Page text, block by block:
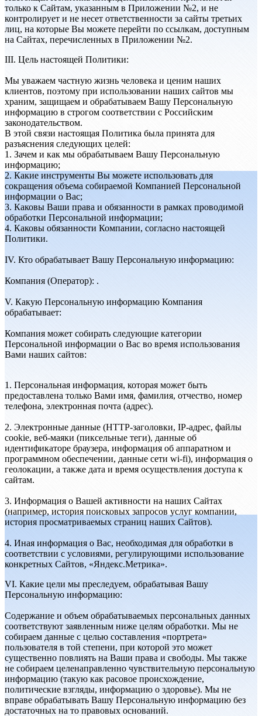
только к Сайтам, указанным в Приложении №2, и не
контролирует и не несет ответственности за сайты третьих
лиц, на которые Вы можете перейти по ссылкам, доступным
на Сайтах, перечисленных в Приложении №2.
III. Цель настоящей Политики:
Мы уважаем частную жизнь человека и ценим наших
клиентов, поэтому при использовании наших сайтов мы
храним, защищаем и обрабатываем Вашу Персональную
информацию в строгом соответствии с Российским
законодательством.
В этой связи настоящая Политика была принята для
разъяснения следующих целей:
1. Зачем и как мы обрабатываем Вашу Персональную
информацию;
2. Какие инструменты Вы можете использовать для
сокращения объема собираемой Компанией Персональной
информации о Вас;
3. Каковы Ваши права и обязанности в рамках проводимой
обработки Персональной информации;
4. Каковы обязанности Компании, согласно настоящей
Политики.
IV. Кто обрабатывает Вашу Персональную информацию:
Компания (Оператор): .
V. Какую Персональную информацию Компания
обрабатывает:
Компания может собирать следующие категории
Персональной информации о Вас во время использования
Вами наших сайтов:
1. Персональная информация, которая может быть
предоставлена только Вами имя, фамилия, отчество, номер
телефона, электронная почта (адрес).
2. Электронные данные (HTTP-заголовки, IP-адрес, файлы
cookie, веб-маяки (пиксельные теги), данные об
идентификаторе браузера, информация об аппаратном и
программном обеспечении, данные сети wi-fi), информация о
геолокации, а также дата и время осуществления доступа к
сайтам.
3. Информация о Вашей активности на наших Сайтах
(например, история поисковых запросов услуг компании,
история просматриваемых страниц наших Сайтов).
4. Иная информация о Вас, необходимая для обработки в
соответствии с условиями, регулирующими использование
конкретных Сайтов, «Яндекс.Метрика».
VI. Какие цели мы преследуем, обрабатывая Вашу
Персональную информацию:
Содержание и объем обрабатываемых персональных данных
соответствуют заявленным ниже целям обработки. Мы не
собираем данные с целью составления «портрета»
пользователя в той степени, при которой это может
существенно повлиять на Ваши права и свободы. Мы также
не собираем целенаправленно чувствительную персональную
информацию (такую как расовое происхождение,
политические взгляды, информацию о здоровье). Мы не
вправе обрабатывать Вашу Персональную информацию без
достаточных на то правовых оснований.